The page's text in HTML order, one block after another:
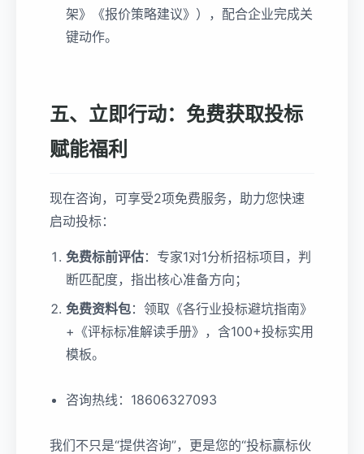
架》《报价策略建议》），配合企业完成关
键动作。
五、立即行动：免费获取投标
赋能福利
现在咨询，可享受2项免费服务，助力您快速
启动投标：
免费标前评估：专家1对1分析招标项目，判
断匹配度，指出核心准备方向；
免费资料包：领取《各行业投标避坑指南》
+《评标标准解读手册》，含100+投标实用
模板。
咨询热线：18606327093
我们不只是“提供咨询”，更是您的“投标赢标伙